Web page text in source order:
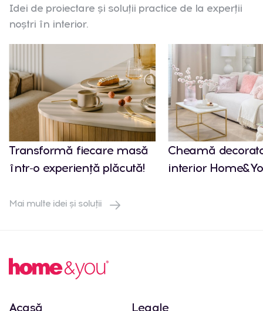
Idei de proiectare și soluții practice de la experții
noștri în interior.
Transformă fiecare masă
într-o experiență plăcută!
Cheamă
interior
Mai multe idei și soluții
Acasă Legale